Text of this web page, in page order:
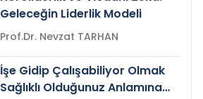
Geleceğin Liderlik Modeli
Prof.Dr. Nevzat TARHAN
İşe Gidip Çalışabiliyor Olmak
Sağlıklı Olduğunuz Anlamına